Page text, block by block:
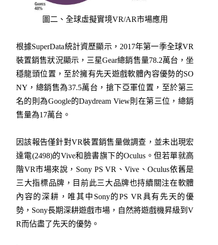
圖二、全球虛擬實境VR/AR市場應用
根據SuperData統計資歷顯示，2017年第一季全球VR
裝置銷售狀況顯示，三星Gear總銷售量78.2萬台，坐
穩龍頭位置，至於擁有先天遊戲軟體內容優勢的SO
NY，總銷售為37.5萬台，搶下亞軍位置，至於第三
名的則為Google的Daydream View則在第三位，總銷
售量為17萬台。
因該報告僅針對VR裝置銷售量做調查，並未出現宏
達電(2498)的Vive和臉書旗下的Oculus。但若單就高
階VR市場來說，Sony PS VR、Vive、Oculus依舊是
三大指標品牌，目前此三大品牌也持續關注在軟體
內容的深耕，唯其中Sony的PS VR具有先天的優
勢，Sony長期深耕遊戲市場，自然將遊戲機昇級到V
R而佔盡了先天的優勢。